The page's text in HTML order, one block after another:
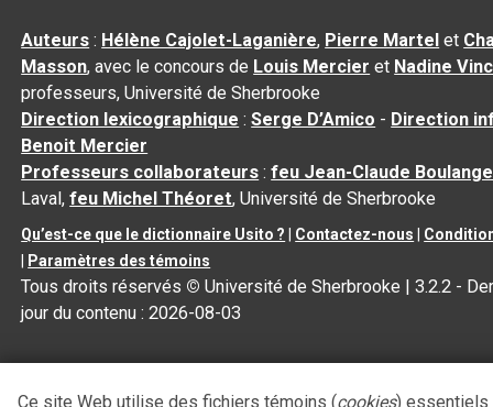
Auteurs : Hélène Cajolet-Laganière, Pierre Martel et
Masson, avec le concours de Louis Mercier et Nadine
professeurs, Université de Sherbrooke
Direction lexicographique :Serge D’Amico - Direction
Benoit Mercier
Professeurs collaborateurs :feu Jean-Claude
Laval,feu Michel Théoret, Université de Sherbrooke
Qu’est-ce que le dictionnaire Usito ? Contactez-nous
Paramètres des témoins
Tous droits réservés © Université de Sherbrooke |3.2.2 -
jour du contenu :2026-08-03
Ce site Web utilise des fichiers témoins (cookies) essentiels